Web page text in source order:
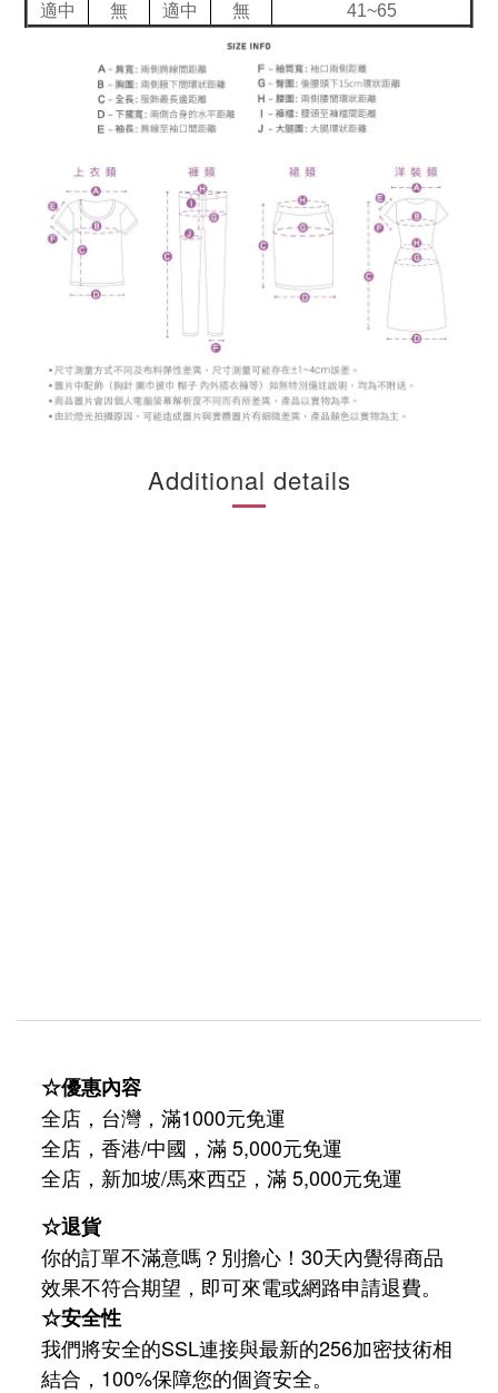
適中
無 適中 無 41~65
Additional details
☆優惠內容
全店，台灣，滿1000元免運
全店，香港/中國，滿 5,000元免運
全店，新加坡/馬來西亞，滿 5,000元免運
☆退貨
你的訂單不滿意嗎？別擔心！30天內覺得商品
效果不符合期望，即可來電或網路申請退費。
☆安全性
我們將安全的SSL連接與最新的256加密技術相
結合，100%保障您的個資安全。